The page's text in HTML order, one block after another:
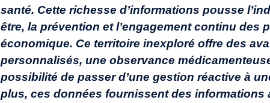
santé. Cette richesse d’informations pousse
être, la prévention et l’engagement continu des
économique. Ce territoire inexploré offre des
personnalisés, une observance
possibilité de passer d’une gestion réactive à
plus, ces données fournissent des